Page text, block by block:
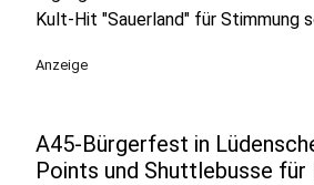
Kult-Hit "Sauerland" für Stimmung
Anzeige
A45-Bürgerfest in
Points und Shuttlebusse für